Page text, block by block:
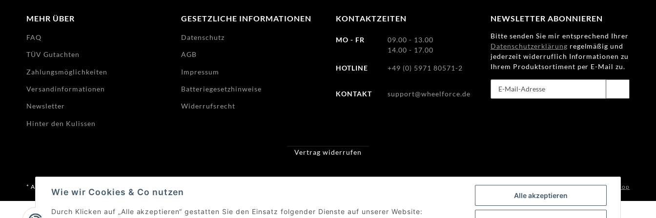
Alle akzeptieren
Wie wir Cookies & Co nutzen
Durch Klicken auf „Alle akzeptieren“ gestatten Sie den Einsatz folgender Dienste auf unserer Website:
FAQ
HINTER
DEN
KULISSEN
PULVERBESCHICHTUNG
MEHR ÜBER
FAQ
TÜV Gutachten
Zahlungsmöglichkeiten
Versandinformationen
Newsletter
Hinter den Kulissen
GESETZLICHE INFORMATIONEN
Datenschutz
AGB
Impressum
Batteriegesetzhinweise
Widerrufsrecht
KONTAKTZEITEN
MO - FR
09.00 - 13.00
14.00 - 17.00
HOTLINE +49 (0) 5971 80571-2
KONTAKT support@wheelforce.de
NEWSLETTER ABONNIEREN
Bitte senden Sie mir entsprechend Ihrer
Datenschutzerklärung regelmäßig und
jederzeit widerruflich Informationen zu
Ihrem Produktsortiment per E-Mail zu.
Abonnieren
Vertrag widerrufen
* Alle Preise inkl. gesetzlicher USt., zzgl. with bymaßarbyte, Powered byJTL-Shop